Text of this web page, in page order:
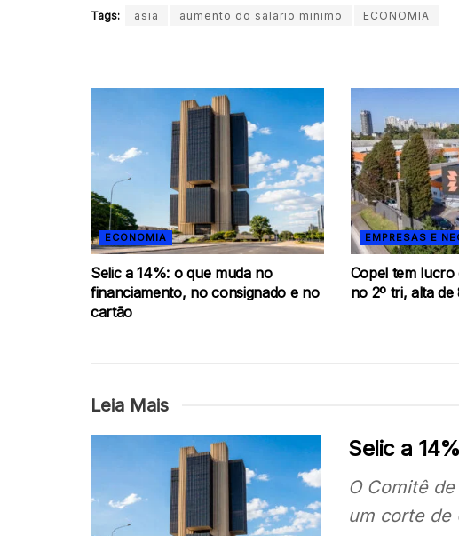
Tags: asia aumento do salario minimo ECONOMIA
ECONOMIA
Selic a 14%: o que muda no
financiamento, no consignado e no
cartão
EMPRESAS E
Copel tem lucro
no 2º tri, alta de
Leia Mais
Selic a
O Comitê
um corte de